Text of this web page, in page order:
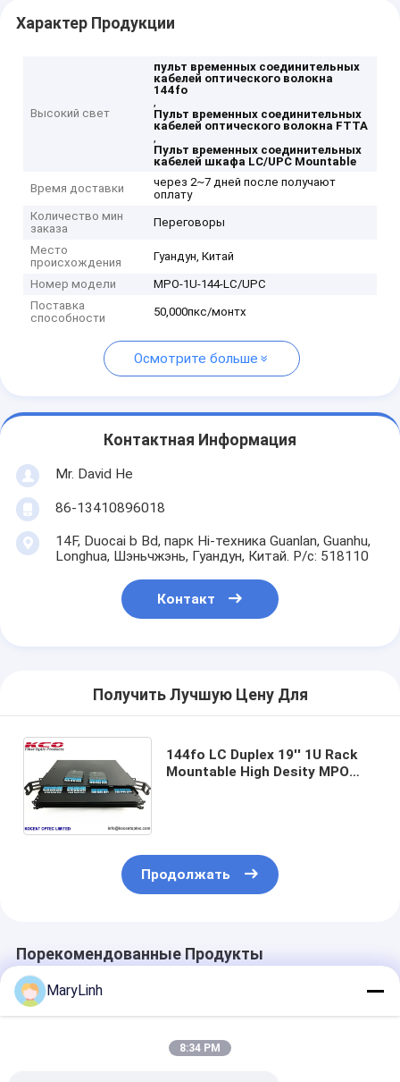
Характер Продукции
Высокий свет
пульт временных соединительных
кабелей оптического волокна
144fo
,
Пульт временных соединительных
кабелей оптического волокна FTTA
,
Пульт временных соединительных
кабелей шкафа LC/UPC Mountable
Время доставки
через 2~7 дней после получают
оплату
Количество мин
заказа
Переговоры
Место
происхождения
Гуандун, Китай
Номер модели
MPO-1U-144-LC/UPC
Поставка
способности
50,000пкс/монтх
Осмотрите больше
Контактная Информация
Mr. David He
86-13410896018
14F, Duocai b Bd, парк Hi-техника Guanlan, Guanhu,
Longhua, Шэньчжэнь, Гуандун, Китай. P/c: 518110
Контакт
Получить Лучшую Цену Для
144fo LC Duplex 19'' 1U Rack
Mountable High Desity MPO
Продолжать
Порекомендованные Продукты
MaryLinh
8:34 PM